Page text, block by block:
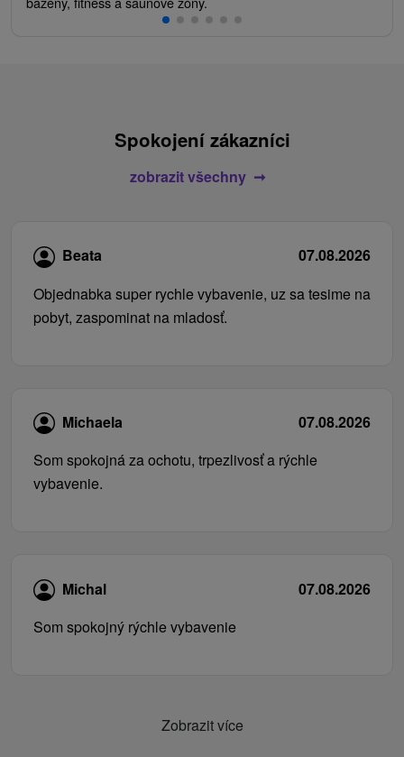
Spokojení zákazníci
zobrazit všechny
Beata
07.08.2026
Objednabka super rychle vybavenie, uz sa tesime na
pobyt, zaspominat na mladosť.
Michaela
07.08.2026
Som spokojná za ochotu, trpezlivosť a rýchle
vybavenie.
Michal
07.08.2026
Som spokojný rýchle vybavenie
Zobrazit více